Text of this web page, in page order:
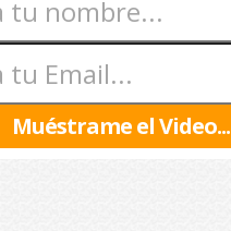
Muéstrame el Video...